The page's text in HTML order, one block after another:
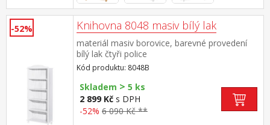
-52% Knihovna 8048 masiv bílý lak
materiál masiv borovice, barevné provedení
bílý lak čtyři police
Kód produktu: 8048B
Skladem > 5 ks
2 899 Kč s DPH
-52% 6 090 Kč **